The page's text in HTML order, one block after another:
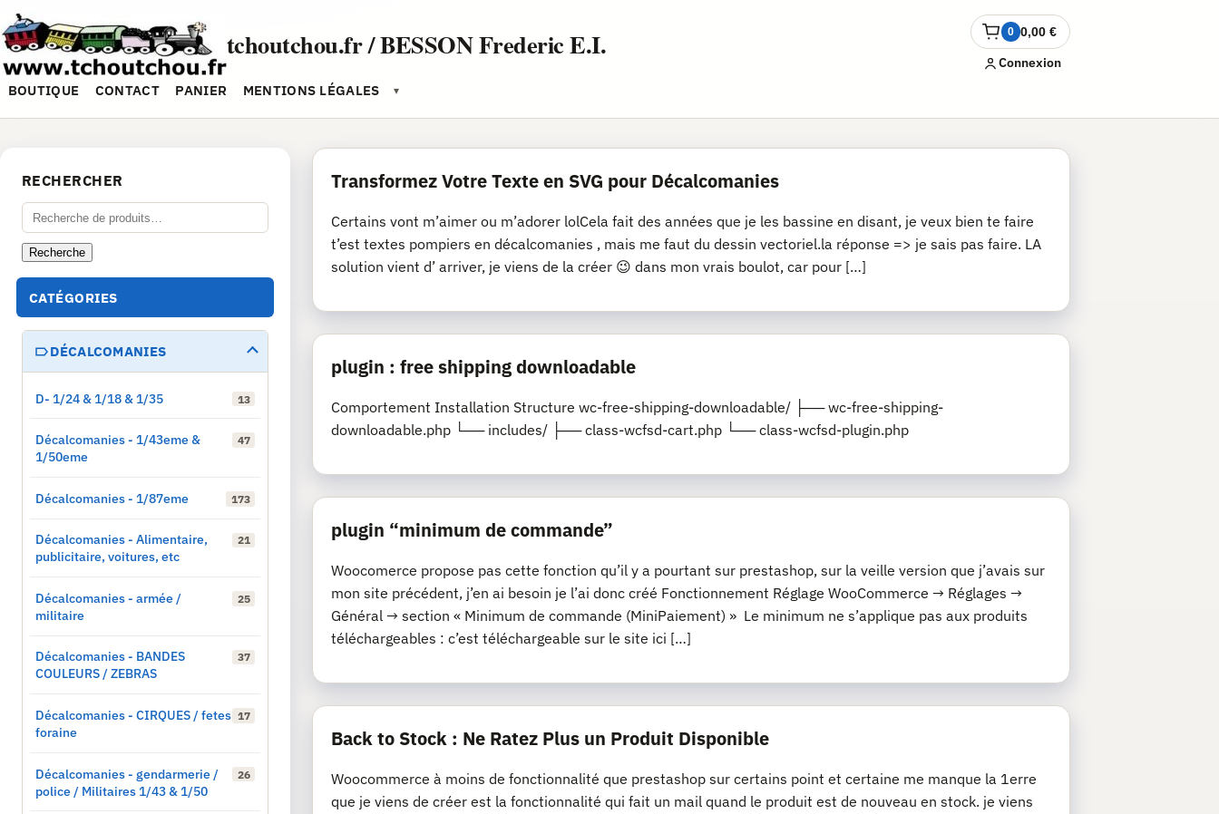
Aller
au
contenu
tchoutchou.fr / BESSON Frederic E.I.
BOUTIQUE CONTACT PANIER MENTIONS LÉGALES ▾
0 0,00€
Ouvrir
le
panierConnexion
Transformez Votre Texte en SVG pour Décalcomanies
Certains vont m’aimer ou m’adorer lolCela fait des années que je les bassine en disant, je veux bien te faire
t’est textes pompiers en décalcomanies , mais me faut du dessin vectoriel.la réponse => je sais pas faire. LA
solution vient d’ arriver, je viens de la créer 😉 dans mon vrais boulot, car pour […]
plugin : free shipping downloadable
Comportement Installation Structure wc-free-shipping-downloadable/ ├── wc-free-shipping-
downloadable.php └── includes/ ├── class-wcfsd-cart.php └── class-wcfsd-plugin.php
plugin “minimum de commande”
Woocomerce propose pas cette fonction qu’il y a pourtant sur prestashop, sur la veille version que j’avais sur
mon site précédent, j’en ai besoin je l’ai donc créé Fonctionnement Réglage WooCommerce → Réglages →
Général → section « Minimum de commande (MiniPaiement) » Le minimum ne s’applique pas aux produits
téléchargeables : c’est téléchargeable sur le site ici […]
Back to Stock : Ne Ratez Plus un Produit Disponible
Woocommerce à moins de fonctionnalité que prestashop sur certains point et certaine me manque la 1erre
que je viens de créer est la fonctionnalité qui fait un mail quand le produit est de nouveau en stock. je viens
RECHERCHER
Recherche
pour :
Recherche
CATÉGORIES
DÉCALCOMANIES
D- 1/24 & 1/18 & 1/35 13
Décalcomanies - 1/43eme &
1/50eme
47
Décalcomanies - 1/87eme 173
Décalcomanies - Alimentaire,
publicitaire, voitures, etc
21
Décalcomanies - armée /
militaire
25
Décalcomanies - BANDES
COULEURS / ZEBRAS
37
Décalcomanies - CIRQUES / fetes
foraine
17
Décalcomanies - gendarmerie /
police / Militaires 1/43 & 1/50
26